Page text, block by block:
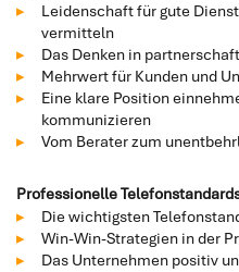
Leidenschaft für gute
vermitteln
Das Denken in
Mehrwert für Kunden und
Eine klare Position
kommunizieren
Vom Berater zum
Professionelle
Die wichtigsten
Win-Win-Strategien in der
Das Unternehmen positiv